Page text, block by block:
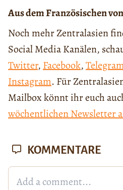
Aus dem Französischen
Noch mehr Zentralasien
Social Media Kanälen,
Twitter, Facebook,
Instagram. Für
Mailbox könnt ihr euch
wöchentlichen Newsletter
KOMMENTARE